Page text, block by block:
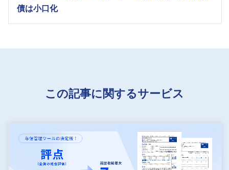
債は小口化
この記事に関するサービス